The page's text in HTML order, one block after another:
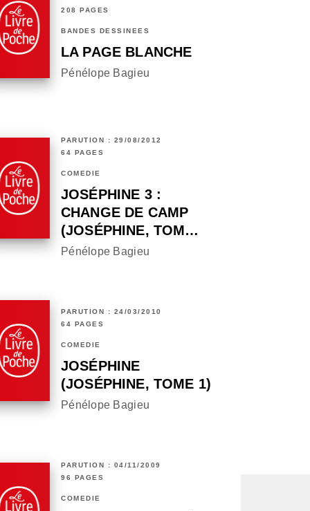
208 PAGES
BANDES DESSINÉES
LA PAGE BLANCHE
Pénélope Bagieu
PARUTION : 29/08/2012
64 PAGES
COMÉDIE
JOSÉPHINE 3 :
CHANGE DE CAMP
(JOSÉPHINE, TOM…
Pénélope Bagieu
PARUTION : 24/03/2010
64 PAGES
COMÉDIE
JOSÉPHINE
(JOSÉPHINE, TOME 1)
Pénélope Bagieu
PARUTION : 04/11/2009
96 PAGES
COMÉDIE